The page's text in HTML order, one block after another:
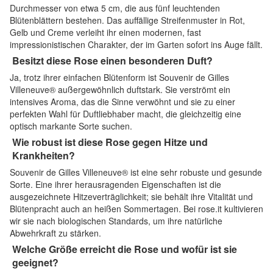
Durchmesser von etwa 5 cm, die aus fünf leuchtenden
Blütenblättern bestehen. Das auffällige Streifenmuster in Rot,
Gelb und Creme verleiht ihr einen modernen, fast
impressionistischen Charakter, der im Garten sofort ins Auge fällt.
Besitzt diese Rose einen besonderen Duft?
Ja, trotz ihrer einfachen Blütenform ist Souvenir de Gilles
Villeneuve® außergewöhnlich duftstark. Sie verströmt ein
intensives Aroma, das die Sinne verwöhnt und sie zu einer
perfekten Wahl für Duftliebhaber macht, die gleichzeitig eine
optisch markante Sorte suchen.
Wie robust ist diese Rose gegen Hitze und
Krankheiten?
Souvenir de Gilles Villeneuve® ist eine sehr robuste und gesunde
Sorte. Eine ihrer herausragenden Eigenschaften ist die
ausgezeichnete Hitzeverträglichkeit; sie behält ihre Vitalität und
Blütenpracht auch an heißen Sommertagen. Bei rose.it kultivieren
wir sie nach biologischen Standards, um ihre natürliche
Abwehrkraft zu stärken.
Welche Größe erreicht die Rose und wofür ist sie
geeignet?